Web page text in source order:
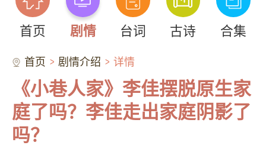
首页 剧情 台词 古诗 合集
首页 剧情介绍 详情
《小巷人家》李佳摆脱原生家
庭了吗？李佳走出家庭阴影了
吗？